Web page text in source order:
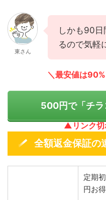
東さん
しかも90日
るので気軽
＼最安値は
500円で「チラ
▲リンク
全額返金保証の
定期
円お